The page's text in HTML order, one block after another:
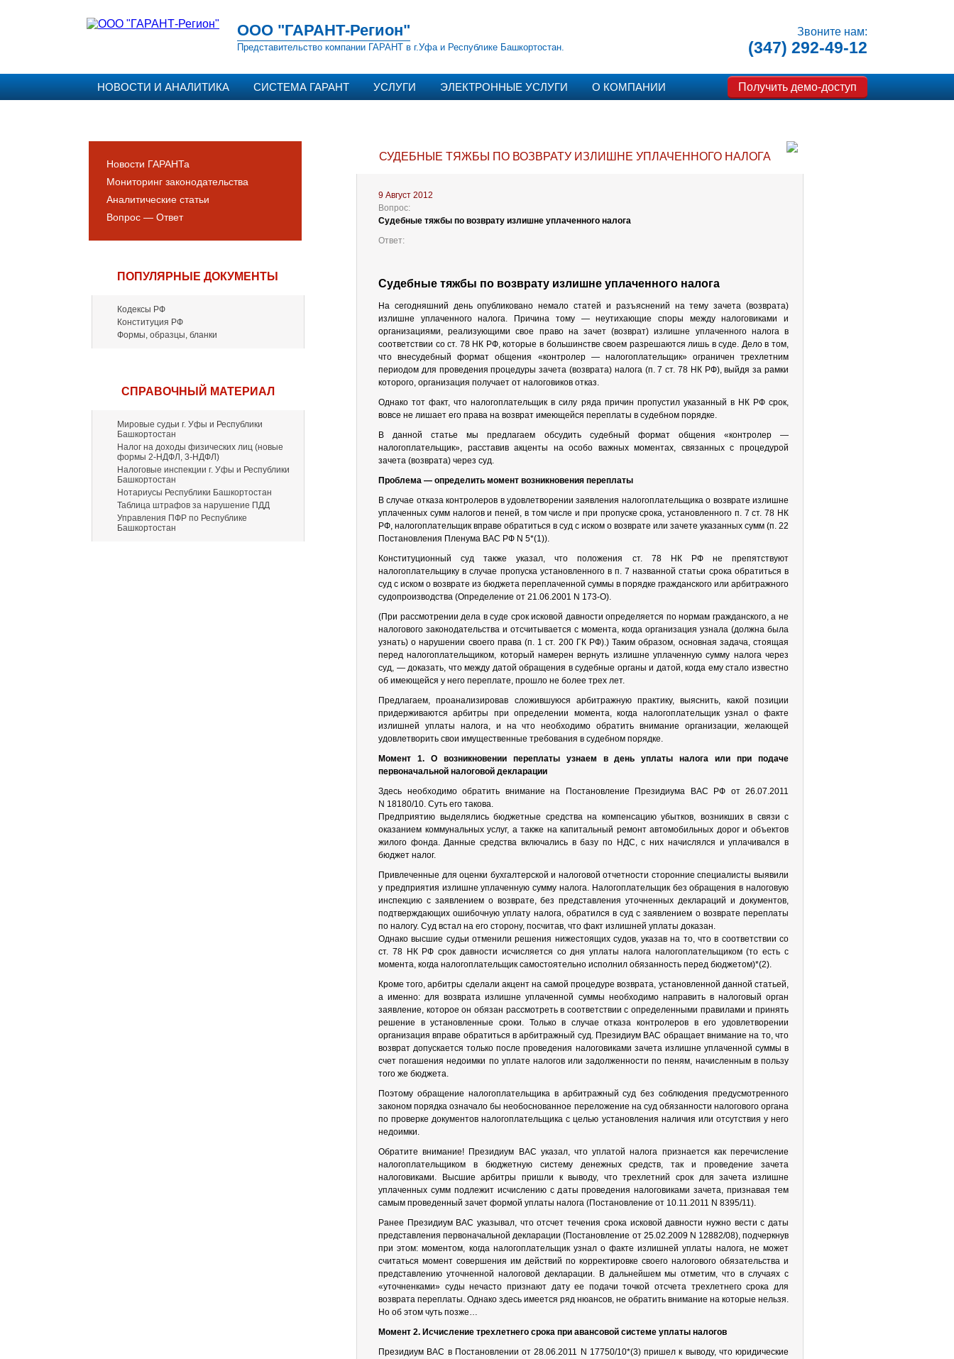
ООО "ГАРАНТ-Регион"
Представительство компании ГАРАНТ в г.Уфа и Республике Башкортостан.
Звоните нам:
(347) 292-49-12
НОВОСТИ И АНАЛИТИКА СИСТЕМА ГАРАНТ УСЛУГИ ЭЛЕКТРОННЫЕ УСЛУГИ О КОМПАНИИ Получить демо-доступ
Новости ГАРАНТа
Мониторинг законодательства
Аналитические статьи
Вопрос — Ответ
ПОПУЛЯРНЫЕ ДОКУМЕНТЫ
Кодексы РФ
Конституция РФ
Формы, образцы, бланки
СПРАВОЧНЫЙ МАТЕРИАЛ
Мировые судьи г. Уфы и Республики
Башкортостан
Налог на доходы физических лиц (новые
формы 2-НДФЛ, 3-НДФЛ)
Налоговые инспекции г. Уфы и Республики
Башкортостан
Нотариусы Республики Башкортостан
Таблица штрафов за нарушение ПДД
Управления ПФР по Республике
Башкортостан
СУДЕБНЫЕ ТЯЖБЫ ПО ВОЗВРАТУ ИЗЛИШНЕ УПЛАЧЕННОГО НАЛОГА
9 Август 2012
Вопрос:
Судебные тяжбы по возврату излишне уплаченного налога
Ответ:
Судебные тяжбы по возврату излишне уплаченного налога
На сегодняшний день опубликовано немало статей и разъяснений на тему зачета (возврата)
излишне уплаченного налога. Причина тому — неутихающие споры между налоговиками и
организациями, реализующими свое право на зачет (возврат) излишне уплаченного налога в
соответствии со ст. 78 НК РФ, которые в большинстве своем разрешаются лишь в суде. Дело в том,
что внесудебный формат общения «контролер — налогоплательщик» ограничен трехлетним
периодом для проведения процедуры зачета (возврата) налога (п. 7 ст. 78 НК РФ), выйдя за рамки
которого, организация получает от налоговиков отказ.
Однако тот факт, что налогоплательщик в силу ряда причин пропустил указанный в НК РФ срок,
вовсе не лишает его права на возврат имеющейся переплаты в судебном порядке.
В данной статье мы предлагаем обсудить судебный формат общения «контролер —
налогоплательщик», расставив акценты на особо важных моментах, связанных с процедурой
зачета (возврата) через суд.
Проблема — определить момент возникновения переплаты
В случае отказа контролеров в удовлетворении заявления налогоплательщика о возврате излишне
уплаченных сумм налогов и пеней, в том числе и при пропуске срока, установленного п. 7 ст. 78 НК
РФ, налогоплательщик вправе обратиться в суд с иском о возврате или зачете указанных сумм (п. 22
Постановления Пленума ВАС РФ N 5*(1)).
Конституционный суд также указал, что положения ст. 78 НК РФ не препятствуют
налогоплательщику в случае пропуска установленного в п. 7 названной статьи срока обратиться в
суд с иском о возврате из бюджета переплаченной суммы в порядке гражданского или арбитражного
судопроизводства (Определение от 21.06.2001 N 173-О).
(При рассмотрении дела в суде срок исковой давности определяется по нормам гражданского, а не
налогового законодательства и отсчитывается с момента, когда организация узнала (должна была
узнать) о нарушении своего права (п. 1 ст. 200 ГК РФ).) Таким образом, основная задача, стоящая
перед налогоплательщиком, который намерен вернуть излишне уплаченную сумму налога через
суд, — доказать, что между датой обращения в судебные органы и датой, когда ему стало известно
об имеющейся у него переплате, прошло не более трех лет.
Предлагаем, проанализировав сложившуюся арбитражную практику, выяснить, какой позиции
придерживаются арбитры при определении момента, когда налогоплательщик узнал о факте
излишней уплаты налога, и на что необходимо обратить внимание организации, желающей
удовлетворить свои имущественные требования в судебном порядке.
Момент 1. О возникновении переплаты узнаем в день уплаты налога или при подаче
первоначальной налоговой декларации
Здесь необходимо обратить внимание на Постановление Президиума ВАС РФ от 26.07.2011
N 18180/10. Суть его такова.
Предприятию выделялись бюджетные средства на компенсацию убытков, возникших в связи с
оказанием коммунальных услуг, а также на капитальный ремонт автомобильных дорог и объектов
жилого фонда. Данные средства включались в базу по НДС, с них начислялся и уплачивался в
бюджет налог.
Привлеченные для оценки бухгалтерской и налоговой отчетности сторонние специалисты выявили
у предприятия излишне уплаченную сумму налога. Налогоплательщик без обращения в налоговую
инспекцию с заявлением о возврате, без представления уточненных деклараций и документов,
подтверждающих ошибочную уплату налога, обратился в суд с заявлением о возврате переплаты
по налогу. Суд встал на его сторону, посчитав, что факт излишней уплаты доказан.
Однако высшие судьи отменили решения нижестоящих судов, указав на то, что в соответствии со
ст. 78 НК РФ срок давности исчисляется со дня уплаты налога налогоплательщиком (то есть с
момента, когда налогоплательщик самостоятельно исполнил обязанность перед бюджетом)*(2).
Кроме того, арбитры сделали акцент на самой процедуре возврата, установленной данной статьей,
а именно: для возврата излишне уплаченной суммы необходимо направить в налоговый орган
заявление, которое он обязан рассмотреть в соответствии с определенными правилами и принять
решение в установленные сроки. Только в случае отказа контролеров в его удовлетворении
организация вправе обратиться в арбитражный суд. Президиум ВАС обращает внимание на то, что
возврат допускается только после проведения налоговиками зачета излишне уплаченной суммы в
счет погашения недоимки по уплате налогов или задолженности по пеням, начисленным в пользу
того же бюджета.
Поэтому обращение налогоплательщика в арбитражный суд без соблюдения предусмотренного
законом порядка означало бы необоснованное переложение на суд обязанности налогового органа
по проверке документов налогоплательщика с целью установления наличия или отсутствия у него
недоимки.
Обратите внимание! Президиум ВАС указал, что уплатой налога признается как перечисление
налогоплательщиком в бюджетную систему денежных средств, так и проведение зачета
налоговиками. Высшие арбитры пришли к выводу, что трехлетний срок для зачета излишне
уплаченных сумм подлежит исчислению с даты проведения налоговиками зачета, признавая тем
самым проведенный зачет формой уплаты налога (Постановление от 10.11.2011 N 8395/11).
Ранее Президиум ВАС указывал, что отсчет течения срока исковой давности нужно вести с даты
представления первоначальной декларации (Постановление от 25.02.2009 N 12882/08), подчеркнув
при этом: моментом, когда налогоплательщик узнал о факте излишней уплаты налога, не может
считаться момент совершения им действий по корректировке своего налогового обязательства и
представлению уточненной налоговой декларации. В дальнейшем мы отметим, что в случаях с
«уточненками» суды нечасто признают дату ее подачи точкой отсчета трехлетнего срока для
возврата переплаты. Однако здесь имеется ряд нюансов, не обратить внимание на которые нельзя.
Но об этом чуть позже…
Момент 2. Исчисление трехлетнего срока при авансовой системе уплаты налогов
Президиум ВАС в Постановлении от 28.06.2011 N 17750/10*(3) пришел к выводу, что юридические